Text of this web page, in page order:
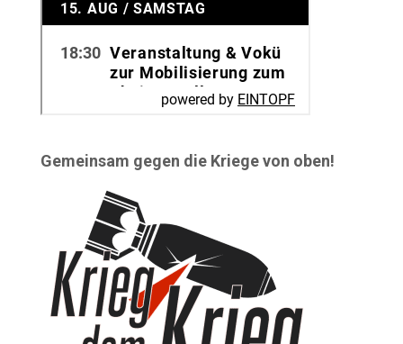
Gemeinsam gegen die Kriege von oben!